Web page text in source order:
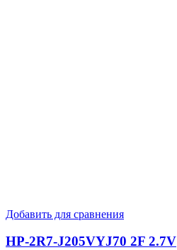
Добавить для сравнения
HP-2R7-J205VYJ70 2F 2.7V